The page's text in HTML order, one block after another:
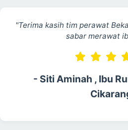
"Terima kasih tim perawat
sabar merawat
- Siti Aminah , Ibu